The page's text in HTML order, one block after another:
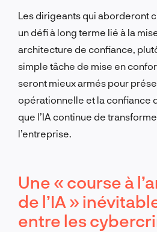
Les dirigeants qui aborderont
un défi à long terme lié à la
architecture de confiance,
simple tâche de mise en
seront mieux armés pour
opérationnelle et la confiance
que l’IA continue de
l’entreprise.
Une « course à
de l’IA »
entre les